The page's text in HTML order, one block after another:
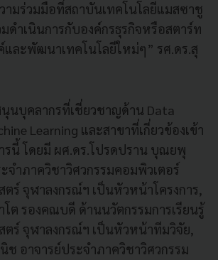
ามร่วมมือที่สถาบันเทคโนโลยีแมสซาชู
ดำเนินการกับองค์กรธุรกิจหรือสตาร์ท
และพัฒนาเทคโนโลยีใหม่ๆ” รศ.ดร.สุ
นบุคลากรที่เชี่ยวชาญด้าน Data
Learning และสาขาที่เกี่ยวข้องเข้า
รนี้ โดยมี ผศ.ดร.โปรดปราน บุณยพุ
จำภาควิชาวิศวกรรมคอมพิวเตอร์
ร์ จุฬาลงกรณ์ฯ เป็นหัวหน้าโครงการ,
โต รองคณบดี ด้านนวัตกรรมการเรียนรู้
ตร์ จุฬาลงกรณ์ฯ เป็นหัวหน้าทีมวิจัย,
ช อาจารย์ประจำภาควิชาวิศวกรรม